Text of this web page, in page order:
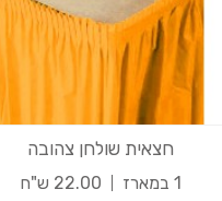
חצאית שולחן צהובה
1 במארז 22.00 ש"ח